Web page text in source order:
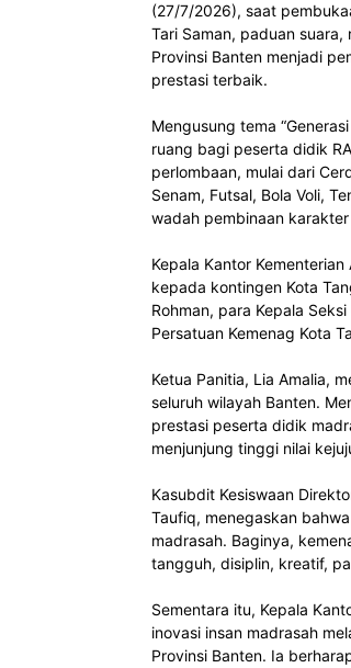
(27/7/2026), saat
Tari Saman, paduan
Provinsi Banten menjadi
prestasi terbaik.
Mengusung tema
ruang bagi peserta didik
perlombaan, mulai dari
Senam, Futsal, Bola Voli,
wadah pembinaan
Kepala Kantor
kepada kontingen Kota
Rohman, para Kepala
Persatuan Kemenag Kota
Ketua Panitia, Lia Amalia,
seluruh wilayah Banten.
prestasi peserta didik
menjunjung tinggi nilai
Kasubdit Kesiswaan
Taufiq, menegaskan
madrasah. Baginya,
tangguh, disiplin, kreatif,
Sementara itu, Kepala
inovasi insan madrasah
Provinsi Banten. Ia